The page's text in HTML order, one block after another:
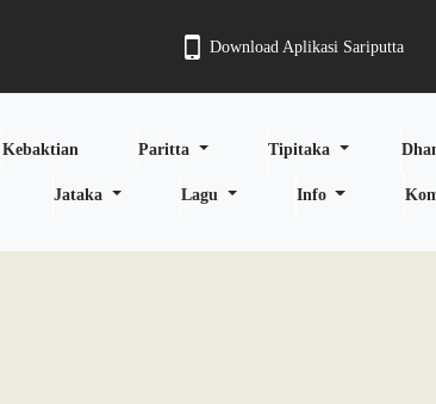
Download Aplikasi Sariputta
Kebaktian Paritta Tipitaka
Jataka Lagu Info